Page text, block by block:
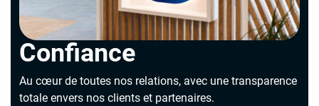
Confiance
Au cœur de toutes nos relations, avec une transparence
totale envers nos clients et partenaires.